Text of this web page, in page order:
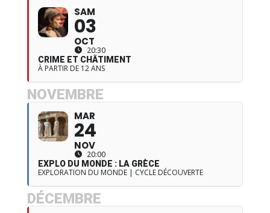
SAM
03
OCT
20:30
CRIME ET CHÂTIMENT
À PARTIR DE 12 ANS
NOVEMBRE
MAR
24
NOV
20:00
EXPLO DU MONDE : LA GRÈCE
EXPLORATION DU MONDE | CYCLE DÉCOUVERTE
DÉCEMBRE